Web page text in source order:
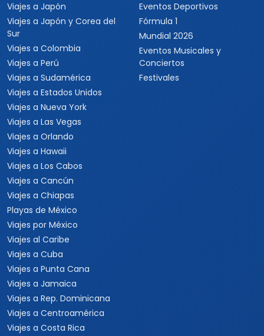
Viajes a Japón
Viajes a Japón y Corea del
Sur
Viajes a Colombia
Viajes a Perú
Viajes a Sudamérica
Viajes a Estados Unidos
Viajes a Nueva York
Viajes a Las Vegas
Viajes a Orlando
Viajes a Hawaii
Viajes a Los Cabos
Viajes a Cancún
Viajes a Chiapas
Playas de México
Viajes por México
Viajes al Caribe
Viajes a Cuba
Viajes a Punta Cana
Viajes a Jamaica
Viajes a Rep. Dominicana
Viajes a Centroamérica
Viajes a Costa Rica
Eventos Deportivos
Fórmula 1
Mundial 2026
Eventos Musicales y
Conciertos
Festivales